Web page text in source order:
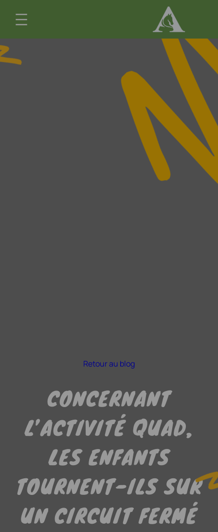
Retour au blog
CONCERNANT
L’ACTIVITÉ QUAD,
LES ENFANTS
TOURNENT-ILS SUR
UN CIRCUIT FERMÉ